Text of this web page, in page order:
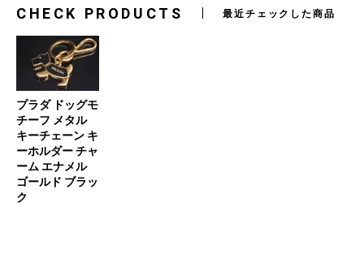
CHECK PRODUCTS 最近チェックした商品
プラダ ドッグモ
チーフ メタル
キーチェーン キ
ーホルダー チャ
ーム エナメル
ゴールド ブラッ
ク